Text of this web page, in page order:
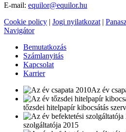
E-mail: equilor@equilor.hu
Cookie policy | Jogi nyilatkozat |
Navigátor
Bemutatkozás
Számlanyitás
Kapcsolat
Karrier
Az év
tőzsdei hitelpapír kibocsátás
szolgáltatója 2015